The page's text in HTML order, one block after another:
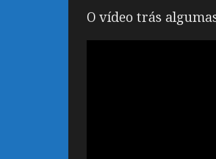
O vídeo trás